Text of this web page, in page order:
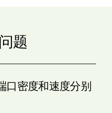
题
口密度和速度分别